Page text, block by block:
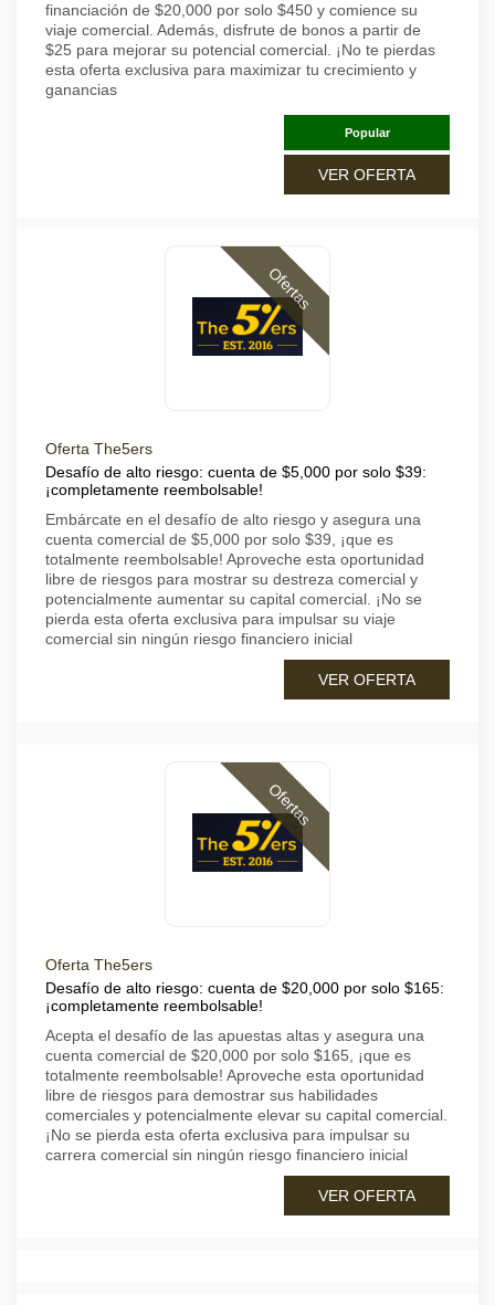
financiación de $20,000 por solo $450 y comience su
viaje comercial. Además, disfrute de bonos a partir de
$25 para mejorar su potencial comercial. ¡No te pierdas
esta oferta exclusiva para maximizar tu crecimiento y
ganancias
Popular
VER OFERTA
Ofertas
Oferta The5ers
Desafío de alto riesgo: cuenta de $5,000 por solo $39:
¡completamente reembolsable!
Embárcate en el desafío de alto riesgo y asegura una
cuenta comercial de $5,000 por solo $39, ¡que es
totalmente reembolsable! Aproveche esta oportunidad
libre de riesgos para mostrar su destreza comercial y
potencialmente aumentar su capital comercial. ¡No se
pierda esta oferta exclusiva para impulsar su viaje
comercial sin ningún riesgo financiero inicial
VER OFERTA
Ofertas
Oferta The5ers
Desafío de alto riesgo: cuenta de $20,000 por solo $165:
¡completamente reembolsable!
Acepta el desafío de las apuestas altas y asegura una
cuenta comercial de $20,000 por solo $165, ¡que es
totalmente reembolsable! Aproveche esta oportunidad
libre de riesgos para demostrar sus habilidades
comerciales y potencialmente elevar su capital comercial.
¡No se pierda esta oferta exclusiva para impulsar su
carrera comercial sin ningún riesgo financiero inicial
VER OFERTA